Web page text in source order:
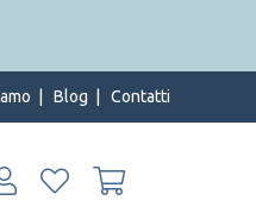
Blog Contatti